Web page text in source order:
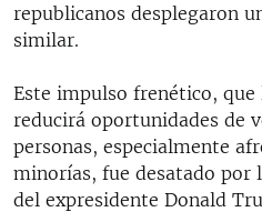
republicanos desplegaron
similar.
Este impulso frenético,
reducirá oportunidades de
personas, especialmente
minorías, fue desatado por
del expresidente Donald